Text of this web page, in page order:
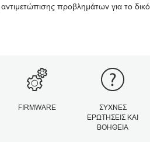
προβλημάτων για το
FIRMWARE
ΣΥΧΝΈΣ
ΕΡΩΤΉΣΕΙΣ ΚΑΙ
ΒΟΉΘΕΙΑ